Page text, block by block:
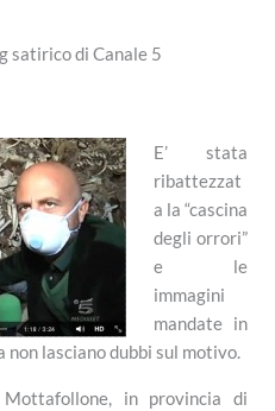
satirico di Canale 5
E’ stata
ribattezzat
a la “cascina
degli orrori”
e le
immagini
mandate in
lasciano dubbi sul motivo.
in provincia di